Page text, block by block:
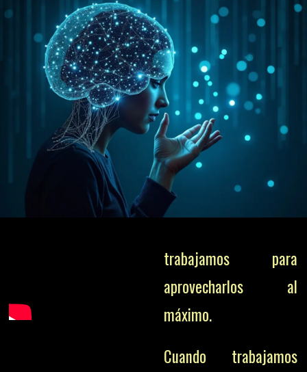
trabajamos para
aprovecharlos al
máximo.
Cuando trabajamos